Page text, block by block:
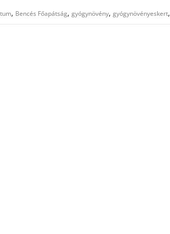
, Bencés Főapátság, gyógynövény, gyógynövényeskert,